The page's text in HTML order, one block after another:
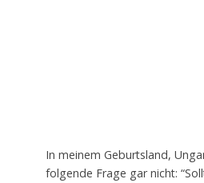
In meinem Geburtsland,
folgende Frage gar nicht: